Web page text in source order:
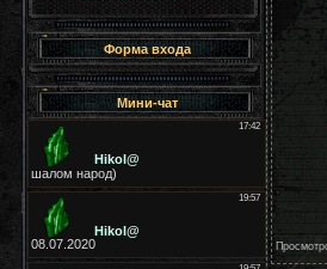
Форма входа
Мини-чат